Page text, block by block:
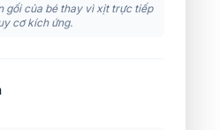
gối của bé thay vì xịt trực tiếp
cơ kích ứng.